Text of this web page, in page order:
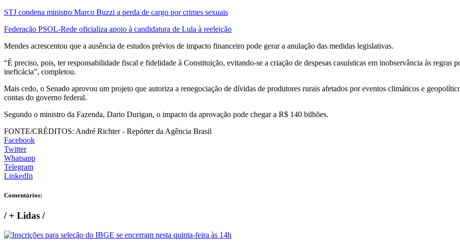
STJ condena ministro Marco Buzzi a perda de cargo por crimes sexuais
Federação PSOL-Rede oficializa apoio à candidatura de Lula à reeleição
Mendes acrescentou que a ausência de estudos prévios de impacto financeiro pode gerar a anulação das medidas legislativas.
“É preciso, pois, ter responsabilidade fiscal e fidelidade à Constituição, evitando-se a criação de despesas casuísticas em inobservância às regras
ineficácia”, completou.
Mais cedo, o Senado aprovou um projeto que autoriza a renegociação de dívidas de produtores rurais afetados por eventos climáticos e
contas do governo federal.
Segundo o ministro da Fazenda, Dario Durigan, o impacto da aprovação pode chegar a R$ 140 bilhões.
FONTE/CRÉDITOS: André Richter - Repórter da Agência Brasil
Facebook
Twitter
Whatsapp
Telegram
LinkedIn
Comentários:
/+ Lidas /